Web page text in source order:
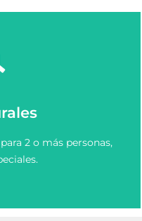
2 o más personas,
Asturias